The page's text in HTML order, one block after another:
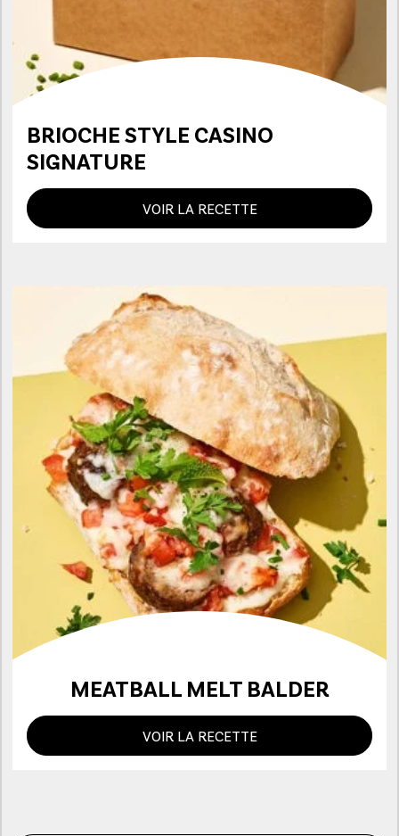
BRIOCHE STYLE CASINO
SIGNATURE
VOIR LA RECETTE
MEATBALL MELT BALDER
VOIR LA RECETTE